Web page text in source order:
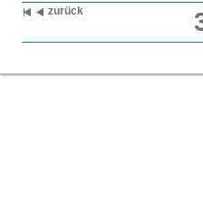
zu­rück